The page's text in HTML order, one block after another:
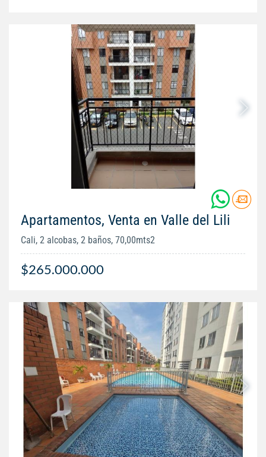
Apartamentos, Venta en Valle del Lili
Cali, 2 alcobas, 2 baños, 70,00mts2
$265.000.000